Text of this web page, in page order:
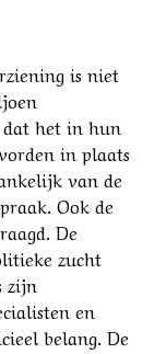
is niet
dat het in hun
in plaats
van de
Ook de
De
zucht
zijn
en
belang. De